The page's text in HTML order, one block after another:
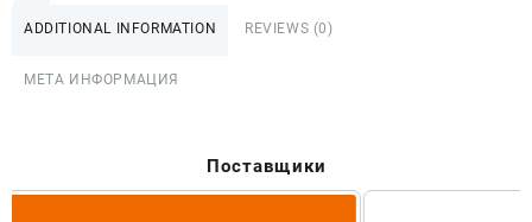
ADDITIONAL INFORMATION REVIEWS (0)
МЕТА ИНФОРМАЦИЯ
Поставщики